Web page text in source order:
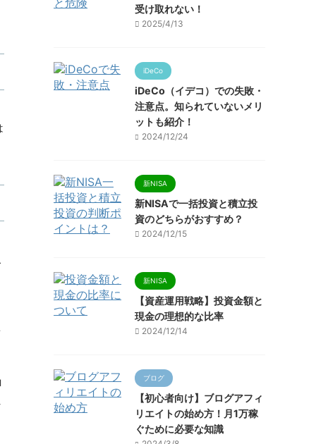
受け取れない！
2025/4/13
iDeCo
iDeCo（イデコ）での失敗・
注意点。知られていないメリ
ットも紹介！
2024/12/24
新NISA
新NISAで一括投資と積立投
資のどちらがおすすめ？
2024/12/15
新NISA
【資産運用戦略】投資金額と
現金の理想的な比率
2024/12/14
ブログ
【初心者向け】ブログアフィ
リエイトの始め方！月1万稼
ぐために必要な知識